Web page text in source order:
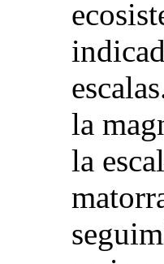
la
la